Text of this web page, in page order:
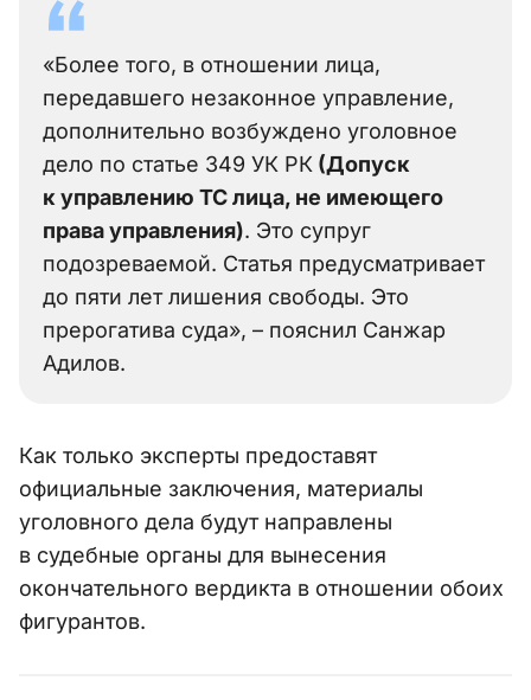
«Более того, в отношении лица,
передавшего незаконное управление,
дополнительно возбуждено уголовное
дело по статье 349 УК РК (Допуск
к управлению ТС лица, не имеющего
права управления). Это супруг
подозреваемой. Статья предусматривает
до пяти лет лишения свободы. Это
прерогатива суда», – пояснил Санжар
Адилов.
Как только эксперты предоставят
официальные заключения, материалы
уголовного дела будут направлены
в судебные органы для вынесения
окончательного вердикта в отношении обоих
фигурантов.